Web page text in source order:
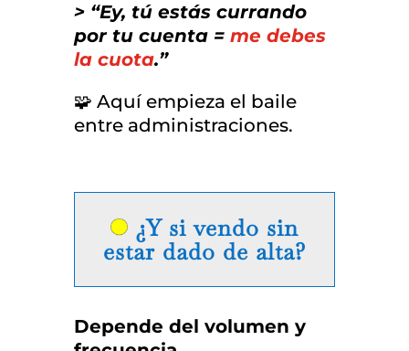
> “Ey, tú estás currando
por tu cuenta = me debes
la cuota.”
🧩 Aquí empieza el baile
entre administraciones.
¿Y si vendo sin
estar dado de alta?
Depende del volumen y